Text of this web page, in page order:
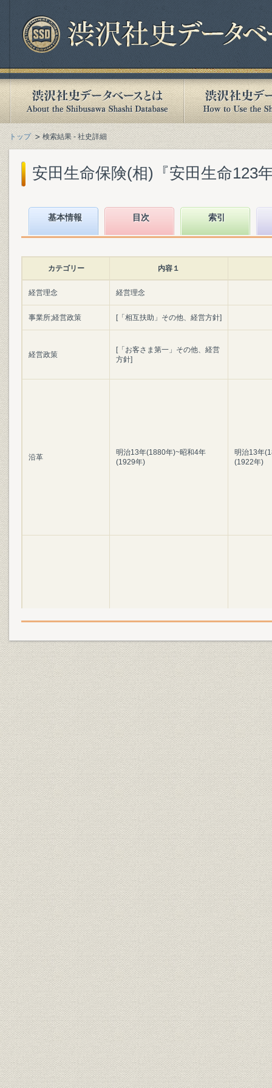
トップ 検索結果 - 社史詳細
安田生命保険(相)『安田生命123
基本情報 目次 索引
カテゴリー 内容１
経営理念 経営理念
事業所;経営政策 [「相互扶助」その他、経営方針]
経営政策
[「お客さま第一」その他、経営
方針]
沿革
明治13年(1880年)~昭和4年
(1929年)
明治13年
(1922年)
沿革
(1945年)
(1944年)
沿革
昭和20年(1945年)~昭和36年
(1961年)
昭和22年
(1961年)
沿革
昭和37年(1962年)~昭和55年
(1980年)
昭和36年
(1980年)